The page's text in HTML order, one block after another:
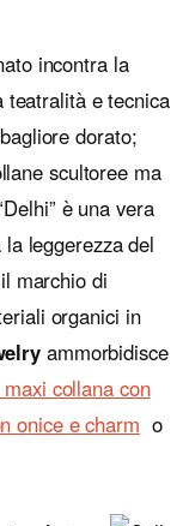
incontra la
teatralità e tecnica
dorato;
scultoree ma
è una vera
leggerezza del
marchio di
organici in
ammorbidisce
collana con
onice e charm o